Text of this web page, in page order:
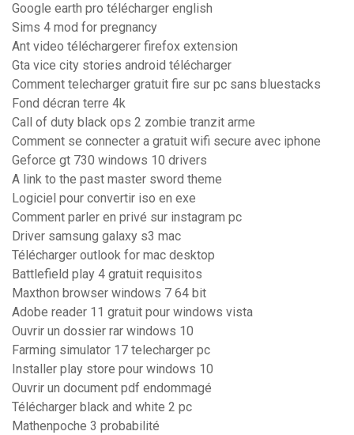
Google earth pro télécharger english
Sims 4 mod for pregnancy
Ant video téléchargerer firefox extension
Gta vice city stories android télécharger
Comment telecharger gratuit fire sur pc sans bluestacks
Fond décran terre 4k
Call of duty black ops 2 zombie tranzit arme
Comment se connecter a gratuit wifi secure avec iphone
Geforce gt 730 windows 10 drivers
A link to the past master sword theme
Logiciel pour convertir iso en exe
Comment parler en privé sur instagram pc
Driver samsung galaxy s3 mac
Télécharger outlook for mac desktop
Battlefield play 4 gratuit requisitos
Maxthon browser windows 7 64 bit
Adobe reader 11 gratuit pour windows vista
Ouvrir un dossier rar windows 10
Farming simulator 17 telecharger pc
Installer play store pour windows 10
Ouvrir un document pdf endommagé
Télécharger black and white 2 pc
Mathenpoche 3 probabilité